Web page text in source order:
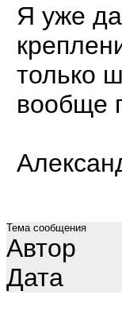
Я уже
только
вообще
Тема сообщения
Автор
Дата